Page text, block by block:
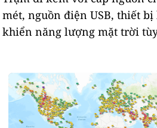
mét, nguồn điện USB, thiết
khiển năng lượng mặt trời